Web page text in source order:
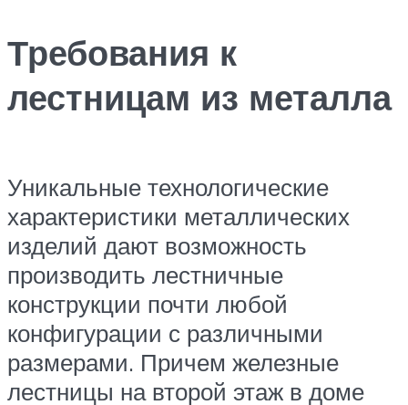
Требования к
лестницам из металла
Уникальные технологические
характеристики металлических
изделий дают возможность
производить лестничные
конструкции почти любой
конфигурации с различными
размерами. Причем железные
лестницы на второй этаж в доме